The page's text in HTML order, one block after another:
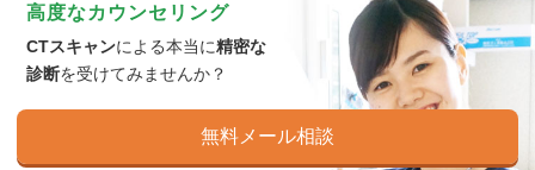
高度なカウンセリング
CTスキャンによる本当に精密な
診断を受けてみませんか？
無料メール相談